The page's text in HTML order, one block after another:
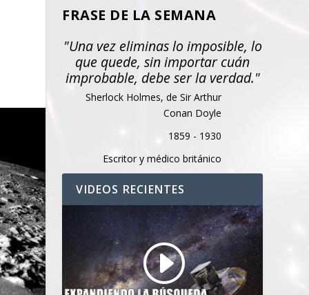
FRASE DE LA SEMANA
"Una vez eliminas lo imposible, lo
que quede, sin importar cuán
improbable, debe ser la verdad."
Sherlock Holmes, de Sir Arthur
Conan Doyle
1859 - 1930
Escritor y médico británico
VIDEOS RECIENTES